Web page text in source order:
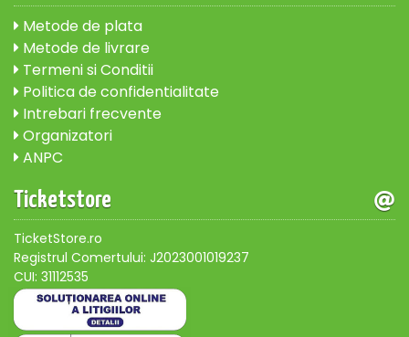
Metode de plata
Metode de livrare
Termeni si Conditii
Politica de confidentialitate
Intrebari frecvente
Organizatori
ANPC
Ticketstore
TicketStore.ro
Registrul Comertului: J2023001019237
CUI: 31112535